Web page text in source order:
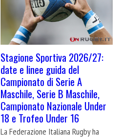
Stagione Sportiva 2026/27:
date e linee guida del
Campionato di Serie A
Maschile, Serie B Maschile,
Campionato Nazionale Under
18 e Trofeo Under 16
La Federazione Italiana Rugby ha